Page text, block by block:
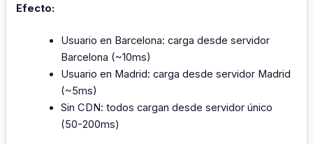
Efecto:
Usuario en Barcelona: carga desde servidor
Barcelona (~10ms)
Usuario en Madrid: carga desde servidor Madrid
(~5ms)
Sin CDN: todos cargan desde servidor único
(50-200ms)